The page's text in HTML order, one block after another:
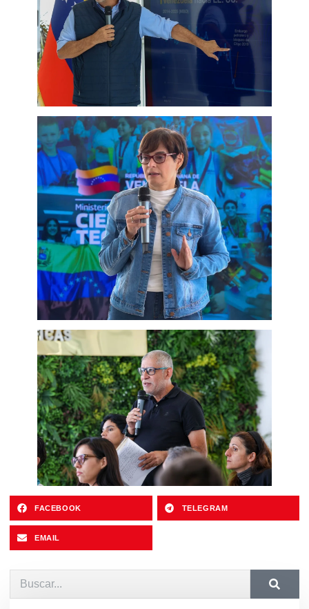
FACEBOOK TELEGRAM
EMAIL